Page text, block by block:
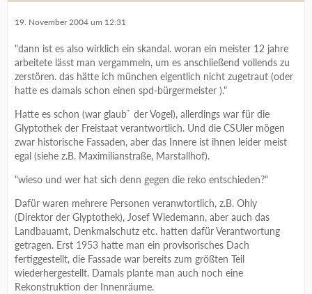
19. November 2004 um 12:31
"dann ist es also wirklich ein skandal. woran ein meister 12 jahre
arbeitete lässt man vergammeln, um es anschließend vollends zu
zerstören. das hätte ich münchen eigentlich nicht zugetraut (oder
hatte es damals schon einen spd-bürgermeister )."
Hatte es schon (war glaub` der Vogel), allerdings war für die
Glyptothek der Freistaat verantwortlich. Und die CSUler mögen
zwar historische Fassaden, aber das Innere ist ihnen leider meist
egal (siehe z.B. Maximilianstraße, Marstallhof).
"wieso und wer hat sich denn gegen die reko entschieden?"
Dafür waren mehrere Personen veranwtortlich, z.B. Ohly
(Direktor der Glyptothek), Josef Wiedemann, aber auch das
Landbauamt, Denkmalschutz etc. hatten dafür Verantwortung
getragen. Erst 1953 hatte man ein provisorisches Dach
fertiggestellt, die Fassade war bereits zum größten Teil
wiederhergestellt. Damals plante man auch noch eine
Rekonstruktion der Innenräume.